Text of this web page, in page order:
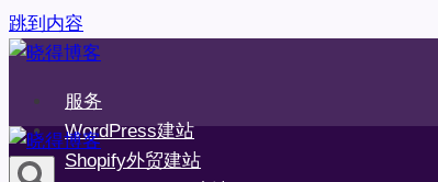
跳到内容
服务
WordPress建站
Shopify外贸建站